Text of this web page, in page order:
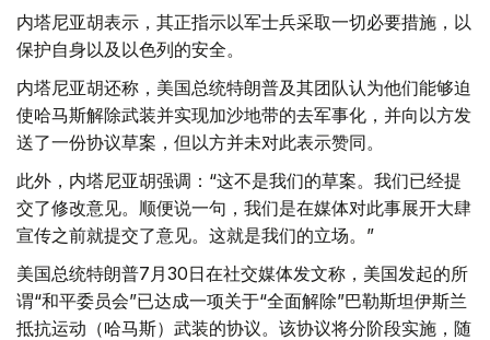
内塔尼亚胡表示，其正指示以军士兵采取一切必要措施，以
保护自身以及以色列的安全。
内塔尼亚胡还称，美国总统特朗普及其团队认为他们能够迫
使哈马斯解除武装并实现加沙地带的去军事化，并向以方发
送了一份协议草案，但以方并未对此表示赞同。
此外，内塔尼亚胡强调：“这不是我们的草案。我们已经提
交了修改意见。顺便说一句，我们是在媒体对此事展开大肆
宣传之前就提交了意见。这就是我们的立场。”
美国总统特朗普7月30日在社交媒体发文称，美国发起的所
谓“和平委员会”已达成一项关于“全面解除”巴勒斯坦伊斯兰
抵抗运动（哈马斯）武装的协议。该协议将分阶段实施，随